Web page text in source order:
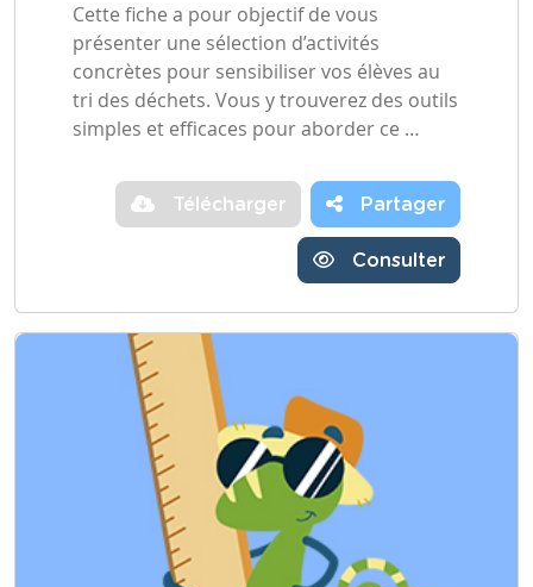
Cette fiche a pour objectif de vous
présenter une sélection d’activités
concrètes pour sensibiliser vos élèves au
tri des déchets. Vous y trouverez des outils
simples et efficaces pour aborder ce …
Télécharger Partager
Consulter